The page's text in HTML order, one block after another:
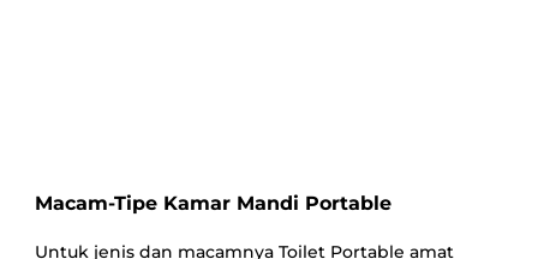
Macam-Tipe Kamar Mandi Portable
Untuk jenis dan macamnya Toilet Portable amat